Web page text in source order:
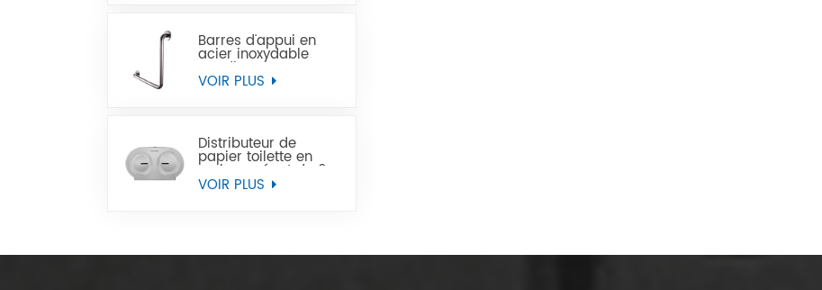
Barres d'appui en
acier inoxydable
Handicap pour
handicapés
VOIR PLUS
Distributeur de
papier toilette en
rouleau géant de 9
pouces, support
VOIR PLUS